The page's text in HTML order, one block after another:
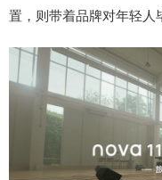
置，则带着品牌对年轻人